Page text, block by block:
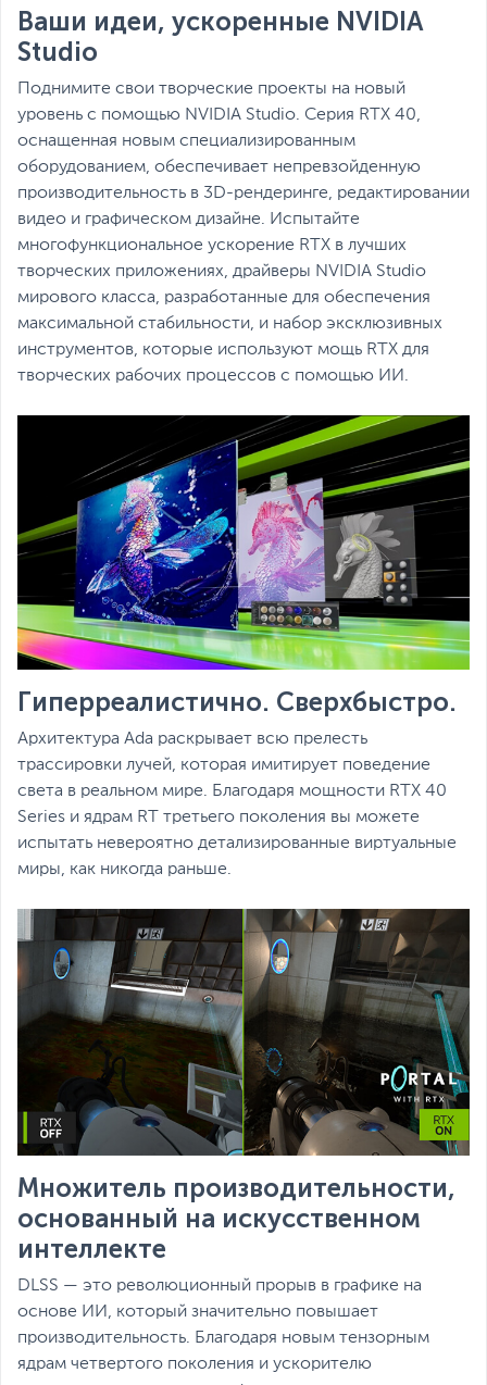
Ваши идеи, ускоренные NVIDIA
Studio
Поднимите свои творческие проекты на новый
уровень с помощью NVIDIA Studio. Серия RTX 40,
оснащенная новым специализированным
оборудованием, обеспечивает непревзойденную
производительность в 3D-рендеринге, редактировании
видео и графическом дизайне. Испытайте
многофункциональное ускорение RTX в лучших
творческих приложениях, драйверы NVIDIA Studio
мирового класса, разработанные для обеспечения
максимальной стабильности, и набор эксклюзивных
инструментов, которые используют мощь RTX для
творческих рабочих процессов с помощью ИИ.
Гиперреалистично. Сверхбыстро.
Архитектура Ada раскрывает всю прелесть
трассировки лучей, которая имитирует поведение
света в реальном мире. Благодаря мощности RTX 40
Series и ядрам RT третьего поколения вы можете
испытать невероятно детализированные виртуальные
миры, как никогда раньше.
Множитель производительности,
основанный на искусственном
интеллекте
DLSS — это революционный прорыв в графике на
основе ИИ, который значительно повышает
производительность. Благодаря новым тензорным
ядрам четвертого поколения и ускорителю